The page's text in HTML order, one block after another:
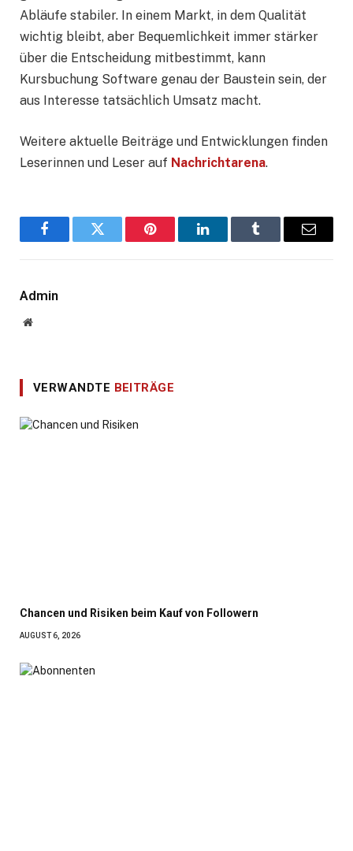
Abläufe stabiler. In einem Markt, in dem Qualität
wichtig bleibt, aber Bequemlichkeit immer stärker
über die Entscheidung mitbestimmt, kann
Kursbuchung Software genau der Baustein sein, der
aus Interesse tatsächlich Umsatz macht.
Weitere aktuelle Beiträge und Entwicklungen finden
Leserinnen und Leser auf Nachrichtarena.
FacebookTwitter Pinterest LinkedInTumblr
E-
Admin
Website
VERWANDTE BEITRÄGE
Chancen und Risiken beim Kauf von Followern
AUGUST 6, 2026